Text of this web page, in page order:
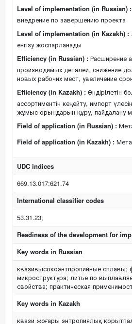
Level of implementation (in Russian) :
внедрение по завершению проекта
Level of implementation (in Kazakh) :
енгізу жоспарланады
Efficiency (in Russian) : Расширение
производимых деталей, снижение
новых рабочих мест, увеличение
Efficiency (in Kazakh) : Өндірілетін
ассортиментін кеңейту, импорт
жұмыс орындарын құру, пайдалану
Field of application (in Russian) :
Field of application (in Kazakh) :
UDC indices
669.13.017:621.74
International classifier codes
53.31.23;
Readiness of the development for
Key words in Russian
квазивысокоэнтпропийные сплавы;
микроструктура; литье по
свойства; практическая
Key words in Kazakh
квази жоғары энтропиялық